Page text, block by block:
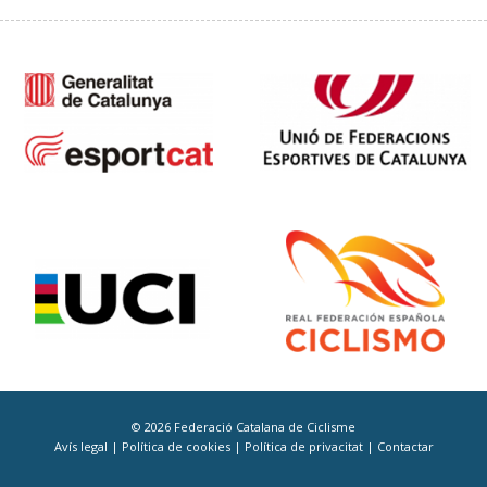
© 2026 Federació Catalana de Ciclisme
Avís legal | Política de cookies | Política de privacitat | Contactar